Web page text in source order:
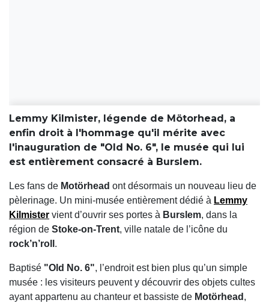
Lemmy Kilmister, légende de Mötorhead, a
enfin droit à l'hommage qu'il mérite avec
l'inauguration de "Old No. 6", le musée qui lui
est entièrement consacré à Burslem.
Les fans de Motörhead ont désormais un nouveau lieu de
pèlerinage. Un mini-musée entièrement dédié à Lemmy
Kilmister vient d’ouvrir ses portes à Burslem, dans la
région de Stoke-on-Trent, ville natale de l’icône du
rock’n’roll .
Baptisé "Old No. 6", l’endroit est bien plus qu’un simple
musée : les visiteurs peuvent y découvrir des objets cultes
ayant appartenu au chanteur et bassiste de Motörhead ,